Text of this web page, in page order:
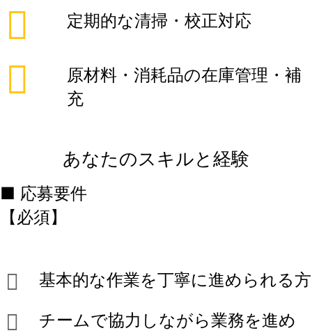
定期的な清掃・校正対応
原材料・消耗品の在庫管理・補
充
あなたのスキルと経験
■ 応募要件
【必須】
基本的な作業を丁寧に進められる方
チームで協力しながら業務を進め